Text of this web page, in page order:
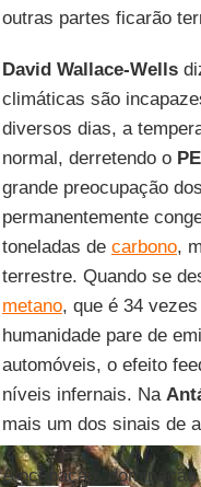
outras partes ficarão
David Wallace-Wells
climáticas são
diversos dias, a
normal, derretendo o
grande preocupação
permanentemente
toneladas de carbono,
terrestre. Quando se
metano, que é 34
humanidade pare de
automóveis, o efeito
níveis infernais. Na
mais um dos sinais de
A ocupação,